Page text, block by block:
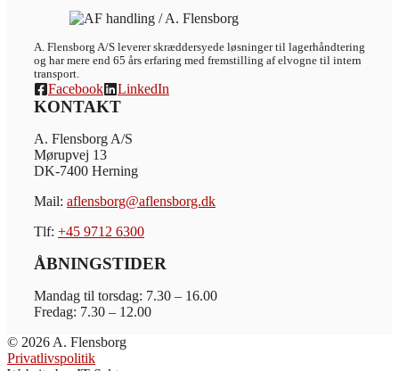
A. Flensborg A/S leverer skræddersyede løsninger til lagerhåndtering
og har mere end 65 års erfaring med fremstilling af elvogne til intern
transport.
Facebook LinkedIn
KONTAKT
A. Flensborg A/S
Mørupvej 13
DK-7400 Herning
Mail: aflensborg@aflensborg.dk
Tlf: +45 9712 6300
ÅBNINGSTIDER
Mandag til torsdag: 7.30 – 16.00
Fredag: 7.30 – 12.00
© 2026 A. Flensborg
Privatlivspolitik